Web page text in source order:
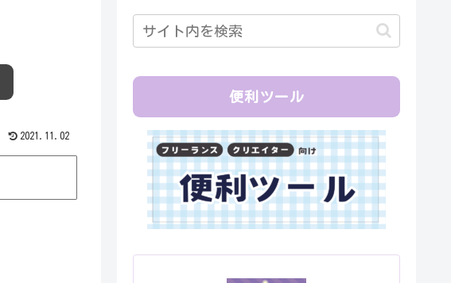
2021.11.02
便利ツール